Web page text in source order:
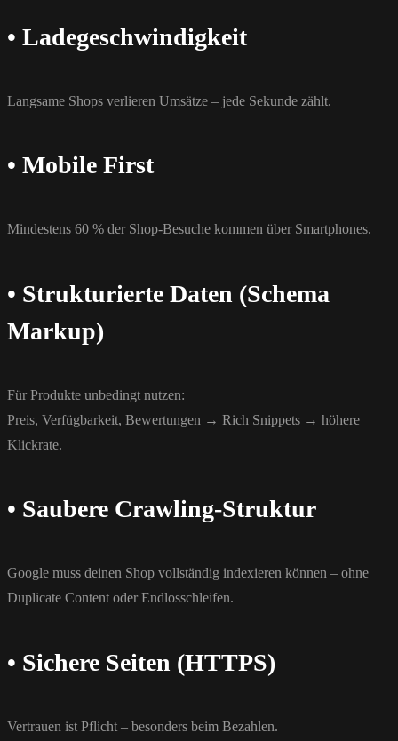
• Ladegeschwindigkeit
Langsame Shops verlieren Umsätze – jede Sekunde zählt.
• Mobile First
Mindestens 60 % der Shop-Besuche kommen über Smartphones.
• Strukturierte Daten (Schema
Markup)
Für Produkte unbedingt nutzen:
Preis, Verfügbarkeit, Bewertungen → Rich Snippets → höhere
Klickrate.
• Saubere Crawling-Struktur
Google muss deinen Shop vollständig indexieren können – ohne
Duplicate Content oder Endlosschleifen.
• Sichere Seiten (HTTPS)
Vertrauen ist Pflicht – besonders beim Bezahlen.